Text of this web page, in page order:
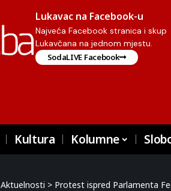
Lukavac na Facebook-u
Najveća Facebook stranica i skup
Lukavčana na jednom mjestu.
SodaLIVE Facebook
Kultura Kolumne
Aktuelnosti > Protest ispred Parlamenta